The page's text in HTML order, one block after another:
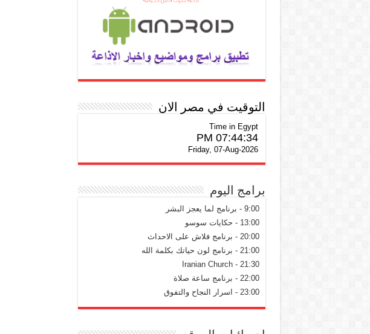
التوقيت في مصر الان
Time in Egypt
07:44:35 PM
Friday, 07-Aug-2026
برامج اليوم
9:00 - برنامج لما يعجز البشر
13:00 - حكايات سوسو
20:00 - برنامج فلاش على الاحداث
21:00 - برنامج لون حياتك بكلمة الله
21:30 - Iranian Church
22:00 - برنامج ساعة صلاة
23:00 - اسرار النجاح والتفوق